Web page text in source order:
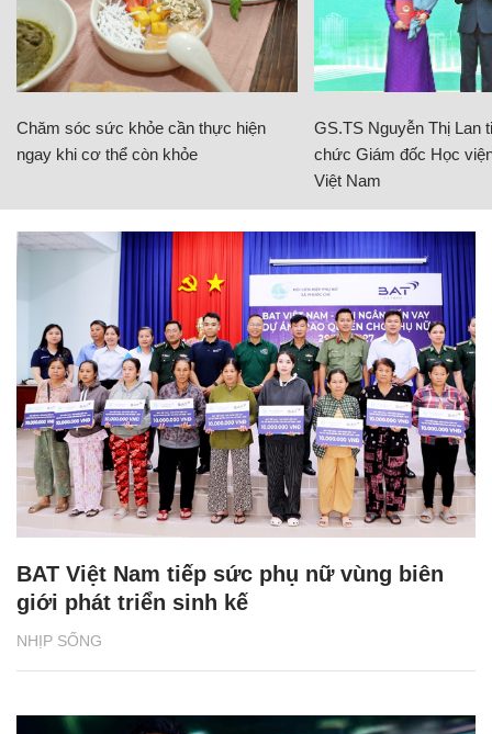
Chăm sóc sức khỏe cần thực hiện
ngay khi cơ thể còn khỏe
GS.TS Nguyễn Thị Lan
chức Giám đốc Học
Việt Nam
NHỊP SỐNG
BAT Việt Nam tiếp sức phụ nữ vùng biên
giới phát triển sinh kế